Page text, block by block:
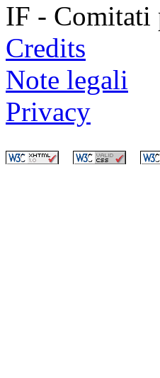
IF - Comitati
Credits
Note legali
Privacy